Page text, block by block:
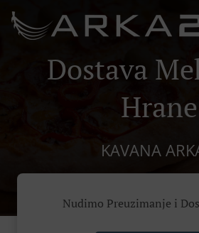
Dostava
Hrane
KAVANA
Nudimo Preuzimanje i